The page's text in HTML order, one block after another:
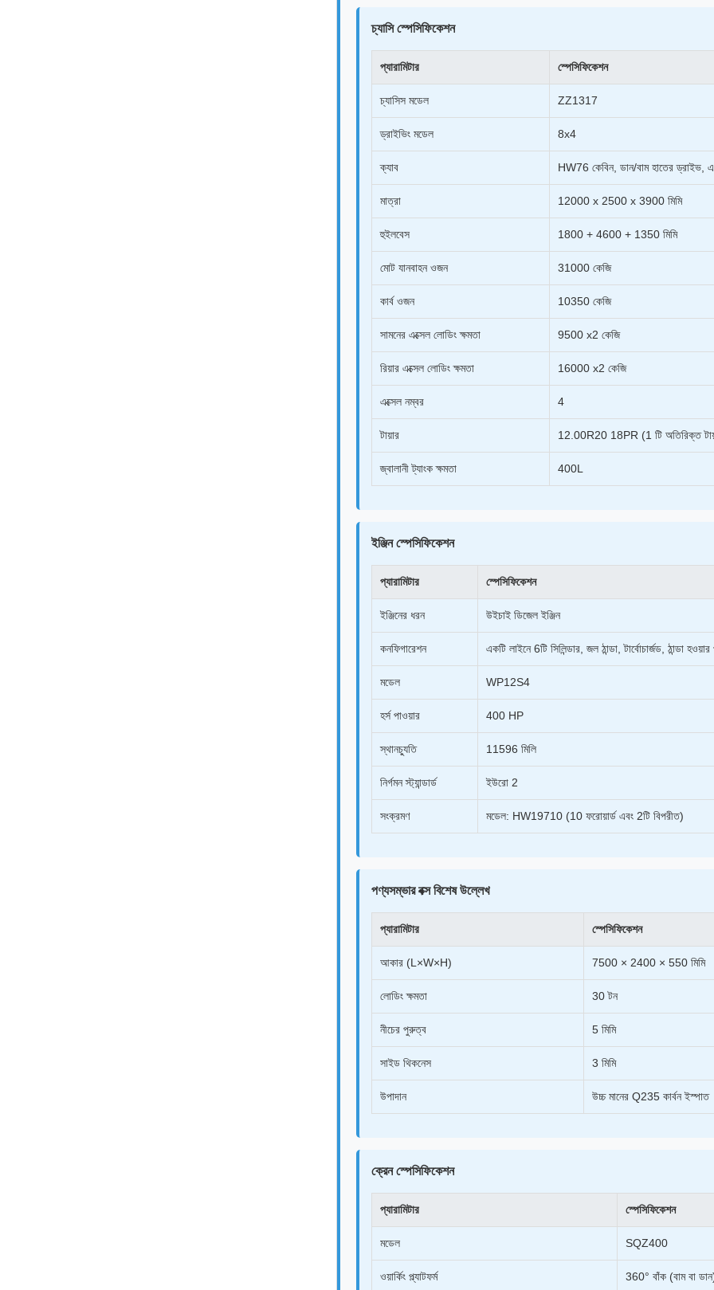
চ্যাসি স্পেসিফিকেশন
প্যারামিটার স্পেসিফিকেশন
চ্যাসিস মডেল ZZ1317
ড্রাইভিং মডেল 8x4
ক্যাব HW76 কেবিন, ডান/বাম হাতের ড্রাইভ,
মাত্রা 12000 x 2500 x 3900 মিমি
হুইলবেস 1800 + 4600 + 1350 মিমি
মোট যানবাহন ওজন 31000 কেজি
কার্ব ওজন 10350 কেজি
সামনের এক্সেল লোডিং ক্ষমতা 9500 x2 কেজি
রিয়ার এক্সেল লোডিং ক্ষমতা 16000 x2 কেজি
এক্সেল নম্বর 4
টায়ার 12.00R20 18PR (1 টি অতিরিক্ত
জ্বালানী ট্যাংক ক্ষমতা 400L
ইঞ্জিন স্পেসিফিকেশন
প্যারামিটার স্পেসিফিকেশন
ইঞ্জিনের ধরন উইচাই ডিজেল ইঞ্জিন
কনফিগারেশন একটি লাইনে 6টি সিলিন্ডার, জল ঠান্ডা, টার্বোচার্জড, ঠান্ডা
মডেল WP12S4
হর্স পাওয়ার 400 HP
স্থানচ্যুতি 11596 মিলি
নির্গমন স্ট্যান্ডার্ড ইউরো 2
সংক্রমণ মডেল: HW19710 (10 ফরোয়ার্ড এবং 2টি বিপরীত)
পণ্যসম্ভার বক্স বিশেষ উল্লেখ
প্যারামিটার স্পেসিফিকেশন
আকার (L×W×H) 7500 × 2400 × 550 মিমি
লোডিং ক্ষমতা 30 টন
নীচের পুরুত্ব 5 মিমি
সাইড থিকনেস 3 মিমি
উপাদান উচ্চ মানের Q235 কার্বন ইস্পাত
ক্রেন স্পেসিফিকেশন
প্যারামিটার স্পেসিফিকেশন
মডেল SQZ400
ওয়ার্কিং প্ল্যাটফর্ম 360° বাঁক (বাম বা